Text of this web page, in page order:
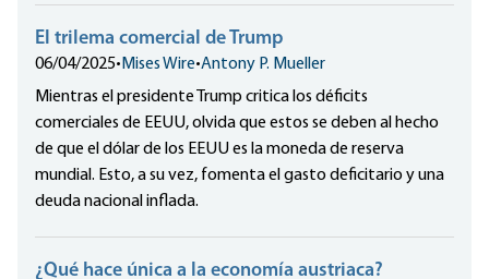
El trilema comercial de Trump
06/04/2025• Mises Wire•Antony P. Mueller
Mientras el presidente Trump critica los déficits
comerciales de EEUU, olvida que estos se deben al hecho
de que el dólar de los EEUU es la moneda de reserva
mundial. Esto, a su vez, fomenta el gasto deficitario y una
deuda nacional inflada.
¿Qué hace única a la economía austriaca?